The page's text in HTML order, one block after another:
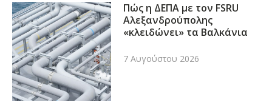
Πώς η ΔΕΠΑ με τον FSRU
Αλεξανδρούπολης
«κλειδώνει» τα Βαλκάνια
7 Αυγούστου 2026